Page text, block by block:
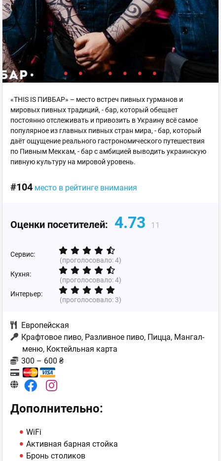
«THIS IS ПИВБАР» – место встреч пивных гурманов и
мировых пивных традиций, - бар, который обещает
постоянно отслеживать и привозить в Украину всё самое
популярное из главных пивных стран мира, - бар, который
даёт ощущение реального гастрономического путешествия
по Пивным Меккам, - бар с амбицией выводить украинскую
пивную культуру на мировой уровень.
#104 место в рейтинге внимания
Оценки посетителей: 4.73 11
Сервис:
(проголосовало:4)
Кухня:
(проголосовало:4)
Интерьер:
(проголосовало:3)
Европейская
Крафтовое пиво, Разливное пиво, Пицца, Мангал-
меню, Коктейльная карта
300 – 600 ₴
Дополнительно:
WiFi
Активная барная стойка
Бронь столиков